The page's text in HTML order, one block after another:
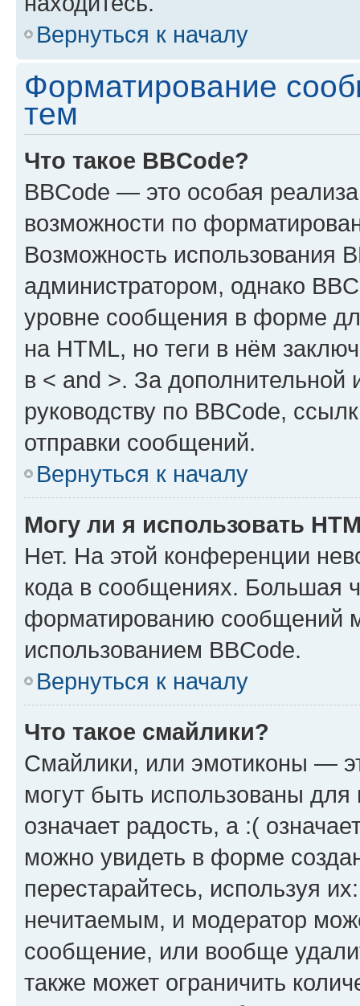
Вернуться к началу
Форматирование
тем
Что такое BBCode?
BBCode — это особая
возможности по
Возможность использования
администратором, однако
уровне сообщения в форме
на HTML, но теги в нём
в < and >. За
руководству по BBCode,
отправки сообщений.
Вернуться к началу
Могу ли я использовать
Нет. На этой конференции
кода в сообщениях. Большая
форматированию сообщений
использованием BBCode.
Вернуться к началу
Что такое смайлики?
Смайлики, или эмотиконы —
могут быть использованы
означает радость, а :(
можно увидеть в форме
перестарайтесь, используя
нечитаемым, и модератор
сообщение, или вообще
также может ограничить